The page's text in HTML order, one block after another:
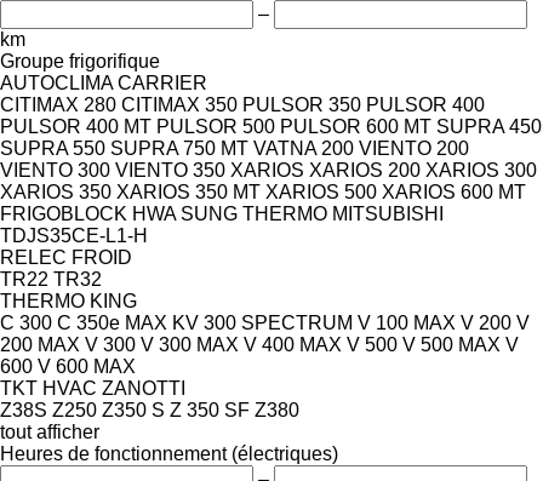
–
km
Groupe frigorifique
AUTOCLIMA CARRIER
CITIMAX 280 CITIMAX 350 PULSOR 350 PULSOR 400
PULSOR 400 MT PULSOR 500 PULSOR 600 MT SUPRA 450
SUPRA 550 SUPRA 750 MT VATNA 200 VIENTO 200
VIENTO 300 VIENTO 350 XARIOS XARIOS 200 XARIOS 300
XARIOS 350 XARIOS 350 MT XARIOS 500 XARIOS 600 MT
FRIGOBLOCK HWA SUNG THERMO MITSUBISHI
TDJS35CE-L1-H
RELEC FROID
TR22 TR32
THERMO KING
C 300 C 350e MAX KV 300 SPECTRUM V 100 MAX V 200 V
200 MAX V 300 V 300 MAX V 400 MAX V 500 V 500 MAX V
600 V 600 MAX
TKT HVAC ZANOTTI
Z38S Z250 Z350 S Z 350 SF Z380
tout afficher
Heures de fonctionnement (électriques)